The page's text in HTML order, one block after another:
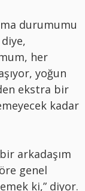
durumumu
her
yoğun
ekstra bir
kadar
arkadaşım
genel
ki,” diyor.